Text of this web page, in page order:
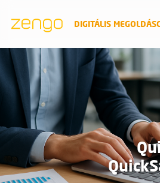
DIGITÁLIS
PROJEKT ADATOK
2021